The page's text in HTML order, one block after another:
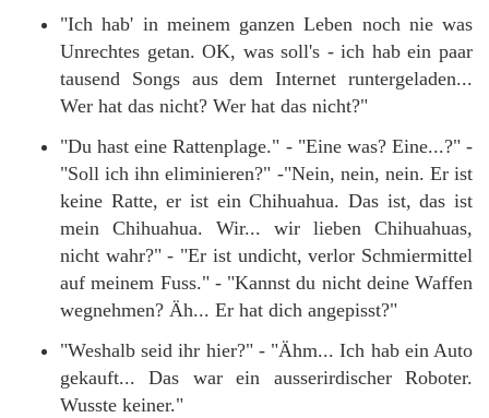
"Ich hab' in meinem ganzen Leben noch nie was
Unrechtes getan. OK, was soll's - ich hab ein paar
tausend Songs aus dem Internet runtergeladen...
Wer hat das nicht? Wer hat das nicht?"
"Du hast eine Rattenplage." - "Eine was? Eine...?" -
"Soll ich ihn eliminieren?" -"Nein, nein, nein. Er ist
keine Ratte, er ist ein Chihuahua. Das ist, das ist
mein Chihuahua. Wir... wir lieben Chihuahuas,
nicht wahr?" - "Er ist undicht, verlor Schmiermittel
auf meinem Fuss." - "Kannst du nicht deine Waffen
wegnehmen? Äh... Er hat dich angepisst?"
"Weshalb seid ihr hier?" - "Ähm... Ich hab ein Auto
gekauft... Das war ein ausserirdischer Roboter.
Wusste keiner."